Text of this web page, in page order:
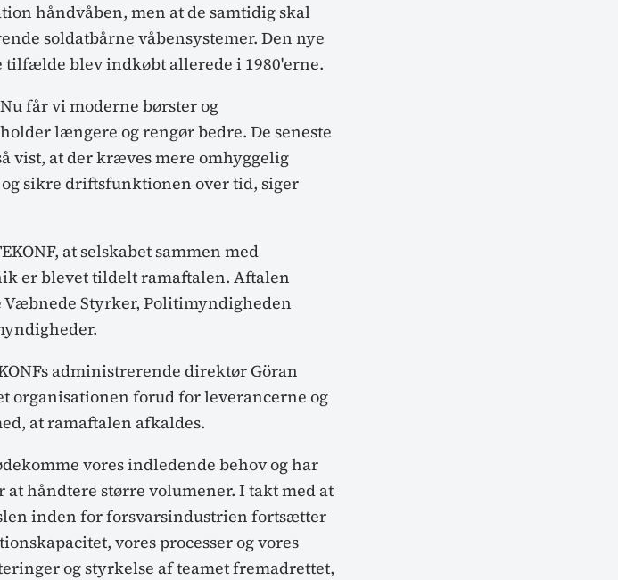
håndvåben, men at de samtidig skal
soldatbårne våbensystemer. Den nye
tilfælde blev indkøbt allerede i 1980'erne.
får vi moderne børster og
længere og rengør bedre. De seneste
vist, at der kræves mere omhyggelig
sikre driftsfunktionen over tid, siger
at selskabet sammen med
er blevet tildelt ramaftalen. Aftalen
Styrker, Politimyndigheden
administrerende direktør Göran
organisationen forud for leverancerne og
at ramaftalen afkaldes.
vores indledende behov og har
håndtere større volumener. I takt med at
inden for forsvarsindustrien fortsætter
vores processer og vores
og styrkelse af teamet fremadrettet,